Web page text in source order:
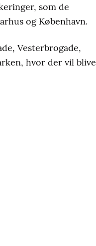
som de
og København.
Vesterbrogade,
hvor der vil blive